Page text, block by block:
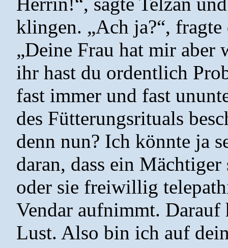
klingen. „Ach ja?“,
„Deine Frau hat mir aber
ihr hast du ordentlich
fast immer und fast
des Fütterungsrituals
denn nun? Ich könnte ja
daran, dass ein
oder sie freiwillig
Vendar aufnimmt.
Lust. Also bin ich auf